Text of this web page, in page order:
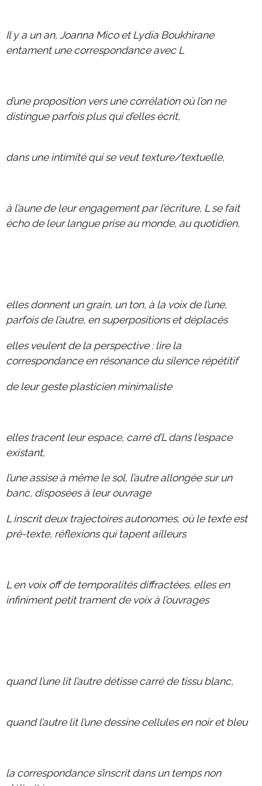
2022 programme d'été
2021 échange Die-Berlin
2021 DIEresidenz hors les murs
2020 échange Berlin-Die
2020 programme d'été
2018 échange Berlin-Die
2018 programme d'été
DIEprojekte
DIEresidenz Berlin
Il y a un an, Joanna Mico et Lydia Boukhirane
entament une correspondance avec L
d’une proposition vers une corrélation où l’on ne
distingue parfois plus qui d’elles écrit,
dans une intimité qui se veut texture/textuelle,
à l’aune de leur engagement par l’écriture, L se fait
écho de leur langue prise au monde, au quotidien,
elles donnent un grain, un ton, à la voix de l’une,
parfois de l’autre, en superpositions et déplacés
elles veulent de la perspective : lire la
correspondance en résonance du silence répétitif
de leur geste plasticien minimaliste
elles tracent leur espace, carré d’L dans l'espace
existant,
l’une assise à même le sol, l’autre allongée sur un
banc, disposées à leur ouvrage
L inscrit deux trajectoires autonomes, où le texte est
pré-texte, réflexions qui tapent ailleurs
L en voix off de temporalités diffractées, elles en
infiniment petit trament de voix à l’ouvrages
quand l’une lit l’autre détisse carré de tissu blanc,
quand l’autre lit l’une dessine cellules en noir et bleu
la correspondance s’inscrit dans un temps non